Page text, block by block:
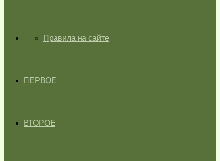
ГЛАВНАЯПравила на сайте
ПЕРВОЕ
ВТОРОЕ